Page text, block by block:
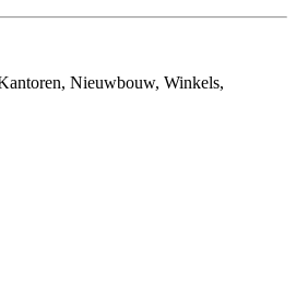
Nieuwbouw, Winkels,